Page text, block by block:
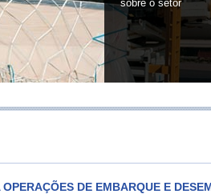
DE EMBARQUE E